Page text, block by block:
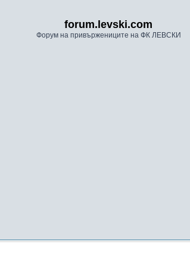
forum.levski.com
Форум на привържениците на ФК ЛЕВСКИ